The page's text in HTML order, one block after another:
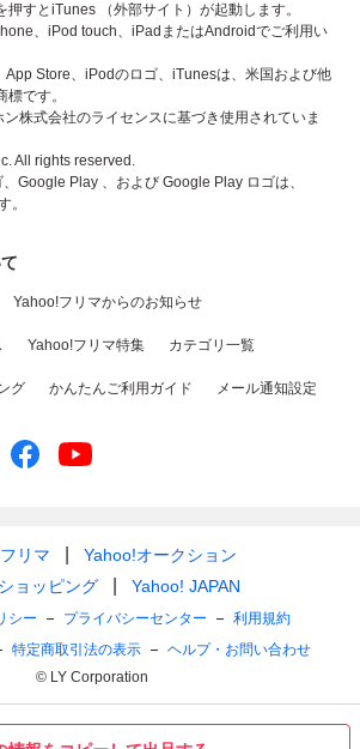
押すとiTunes （外部サイト）が起動します。
、iPod touch、iPadまたはAndroidでご利用い
App Store、iPodのロゴ、iTunesは、米国および他
です。
ン株式会社のライセンスに基づき使用されていま
All rights reserved.
Google Play 、および Google Play ロゴは、
。
Yahoo!フリマからのお知らせ
Yahoo!フリマ特集 カテゴリ一覧
グ かんたんご利用ガイド メール通知設定
リマ
Yahoo!オークション
ョッピング
Yahoo! JAPAN
シー プライバシーセンター
利用規約
特定商取引法の表示
ヘルプ・お問い合わせ
© LY Corporation